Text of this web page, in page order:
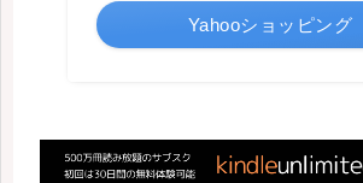
Yahooショッピング